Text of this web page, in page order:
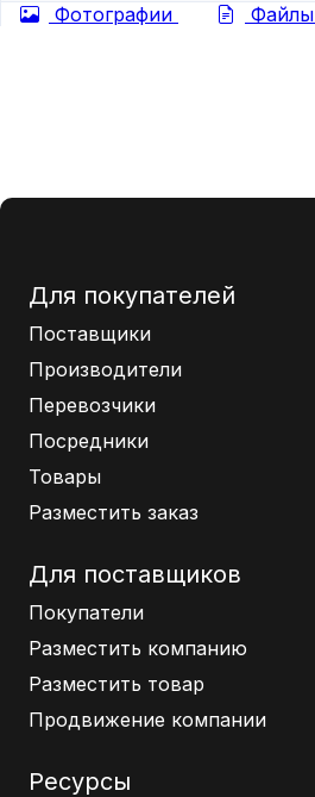
Фотографии Файлы
Для покупателей
Поставщики
Производители
Перевозчики
Посредники
Товары
Разместить заказ
Для поставщиков
Покупатели
Разместить компанию
Разместить товар
Продвижение компании
Ресурсы